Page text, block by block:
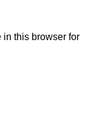
in this browser for